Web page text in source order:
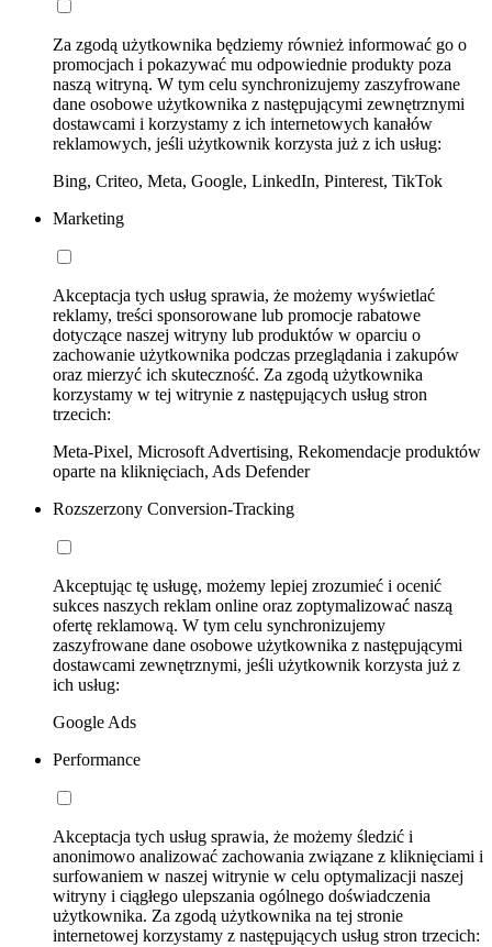
Za zgodą użytkownika będziemy również informować go o
promocjach i pokazywać mu odpowiednie produkty poza
naszą witryną. W tym celu synchronizujemy zaszyfrowane
dane osobowe użytkownika z następującymi zewnętrznymi
dostawcami i korzystamy z ich internetowych kanałów
reklamowych, jeśli użytkownik korzysta już z ich usług:
Bing, Criteo, Meta, Google, LinkedIn, Pinterest, TikTok
Marketing
Akceptacja tych usług sprawia, że możemy wyświetlać
reklamy, treści sponsorowane lub promocje rabatowe
dotyczące naszej witryny lub produktów w oparciu o
zachowanie użytkownika podczas przeglądania i zakupów
oraz mierzyć ich skuteczność. Za zgodą użytkownika
korzystamy w tej witrynie z następujących usług stron
trzecich:
Meta-Pixel, Microsoft Advertising, Rekomendacje produktów
oparte na kliknięciach, Ads Defender
Rozszerzony Conversion-Tracking
Akceptując tę usługę, możemy lepiej zrozumieć i ocenić
sukces naszych reklam online oraz zoptymalizować naszą
ofertę reklamową. W tym celu synchronizujemy
zaszyfrowane dane osobowe użytkownika z następującymi
dostawcami zewnętrznymi, jeśli użytkownik korzysta już z
ich usług:
Google Ads
Performance
Akceptacja tych usług sprawia, że możemy śledzić i
anonimowo analizować zachowania związane z kliknięciami i
surfowaniem w naszej witrynie w celu optymalizacji naszej
witryny i ciągłego ulepszania ogólnego doświadczenia
użytkownika. Za zgodą użytkownika na tej stronie
internetowej korzystamy z następujących usług stron trzecich: